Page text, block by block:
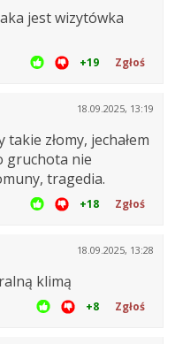
jest wizytówka
+19 Zgłoś
18.09.2025, 13:19
złomy, jechałem
gruchota nie
tragedia.
+18 Zgłoś
18.09.2025, 13:28
klimą
+8 Zgłoś